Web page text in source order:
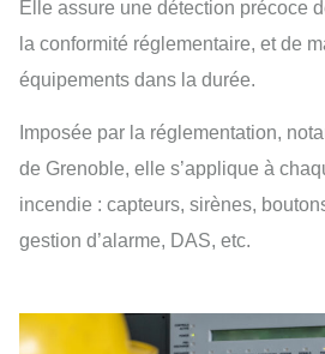
Elle assure une détection précoce
la conformité réglementaire, et de
équipements dans la durée.
Imposée par la réglementation,
de Grenoble, elle s’applique à
incendie : capteurs, sirènes,
gestion d’alarme, DAS, etc.